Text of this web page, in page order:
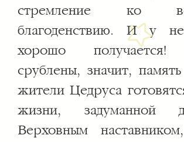
стремление ко
благоденствию. И у
хорошо получается!
срублены, значит,
жители Цедруса
жизни, задуманной
Верховным